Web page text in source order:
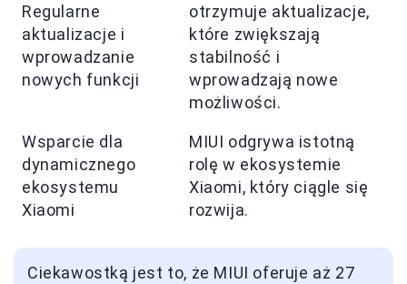
Regularne
aktualizacje i
wprowadzanie
nowych funkcji
otrzymuje aktualizacje,
które zwiększają
stabilność i
wprowadzają nowe
możliwości.
Wsparcie dla
dynamicznego
ekosystemu
Xiaomi
MIUI odgrywa istotną
rolę w ekosystemie
Xiaomi, który ciągle się
rozwija.
Ciekawostką jest to, że MIUI oferuje aż 27